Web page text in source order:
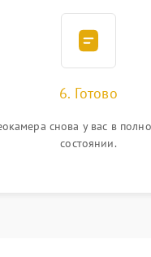
6. Готово
снова у вас в
состоянии.